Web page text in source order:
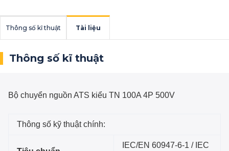
Thông số kĩ thuật Tài liệu
Thông số kĩ thuật
Bộ chuyển nguồn ATS kiểu TN 100A 4P 500V
Thông số kỹ thuật chính:
IEC/EN 60947-6-1 / IEC